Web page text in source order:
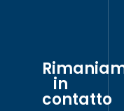
in
contatto